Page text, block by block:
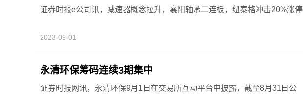
证券时报e公司讯，减速器概念拉升，襄阳轴承二连板，纽泰格冲击20%涨停
2023-09-01
永清环保筹码连续3期集中
证券时报网讯，永清环保9月1日在交易所互动平台中披露，截至8月31日公